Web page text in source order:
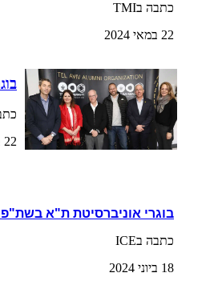
כתבה בTMI
22 במאי 2024
22 בפברואר 2024
בוגרי אוניברסיטת ת"א
כתבה בICE
18 ביוני 2024